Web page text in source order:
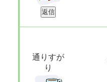
通りすが
り